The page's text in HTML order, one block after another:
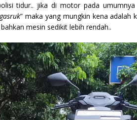
tidur.. jika di motor pada
” maka yang mungkin kena adalah
mesin sedikit lebih rendah..